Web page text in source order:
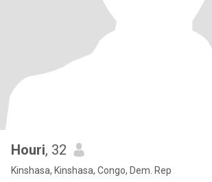
Houri, 32
Kinshasa, Kinshasa, Congo, Dem. Rep